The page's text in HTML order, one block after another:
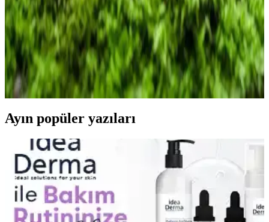
Yosun Yağı ve Kozmetikteki Faydaları: Doğal
Güzellik İçin Güçlü Bir Kaynak
Yosun yağı, deniz yosunlarından elde edilen doğal içerik, cilt ve saç
bakımında elastikiyet, nem ve parlaklık sağlar. Toksin atımını
destekler, yaşlanma belirtilerini azaltır ve doğal güzelliğinizi
korumanıza yardımcı olur.
Ayın popüler yazıları